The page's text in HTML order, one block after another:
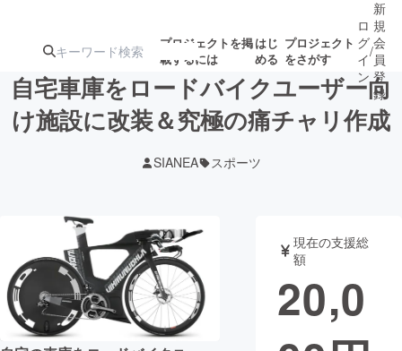
プロジェクトを掲
載するには
はじ
める
プロジェクト
をさがす
ジェクト
ロジェクト
アート・写真 音楽
テクノロジー・ガジェット ゲーム・
映像・映画 書籍・雑誌
ロ
グ
イ
ン
/
新
規
会
員
登
録
自宅車庫をロードバイクユーザー向
け施設に改装＆究極の痛チャリ作成
SIANEA スポーツ
現在の支援総
額
20,0